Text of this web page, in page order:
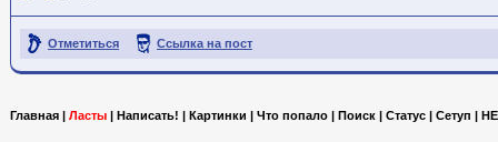
Отметиться Ссылка на пост
Главная | Ласты | Написать! | Картинки | Что попало | Поиск | Статус | Сетуп |